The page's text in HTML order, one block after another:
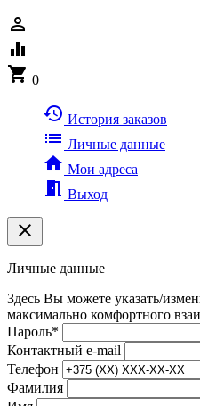
person_outline
equalizer
shopping_cart 0
history История заказов
list Личные данные
home Мои адреса
meeting_room Выход
clear
Личные данные
Здесь Вы можете указать/
максимально комфортного
Пароль*
Контактный e-mail
Телефон
Фамилия